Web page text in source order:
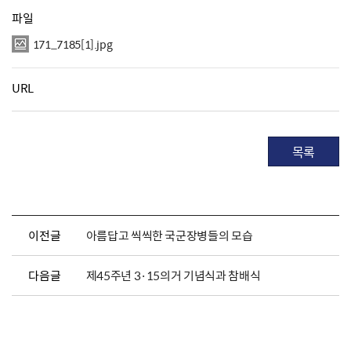
파일
171_7185[1].jpg
URL
목록
이전글 아름답고 씩씩한 국군장병들의 모습
다음글 제45주년 3·15의거 기념식과 참배식